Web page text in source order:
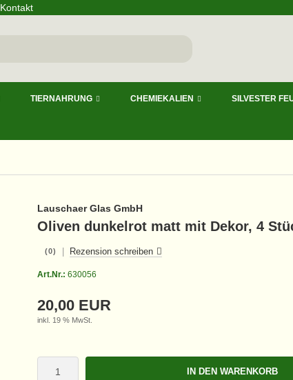
Kontakt
TIERNAHRUNG CHEMIEKALIEN SILVESTER
Lauschaer Glas GmbH
Oliven dunkelrot matt mit Dekor, 4
(0) Rezension schreiben
Art.Nr.: 630056
20,00 EUR
inkl. 19 % MwSt.
IN DEN WARENKORB